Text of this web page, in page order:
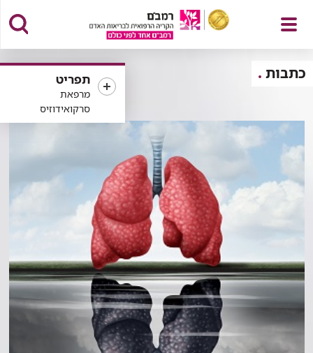
פתח
תפריט
תפריט
מרפאת
סרקואידוזיס
כתבות